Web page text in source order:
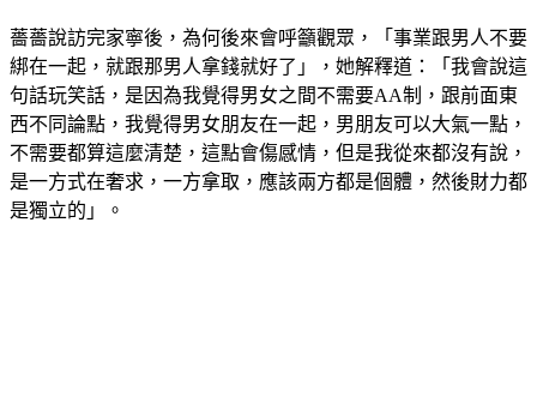
薔薔說訪完家寧後，為何後來會呼籲觀眾，「事業跟男人不要
綁在一起，就跟那男人拿錢就好了」，她解釋道：「我會說這
句話玩笑話，是因為我覺得男女之間不需要AA制，跟前面東
西不同論點，我覺得男女朋友在一起，男朋友可以大氣一點，
不需要都算這麼清楚，這點會傷感情，但是我從來都沒有說，
是一方式在奢求，一方拿取，應該兩方都是個體，然後財力都